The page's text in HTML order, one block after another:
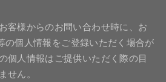
客様からのお問い合わせ時に、お
の個人情報をご登録いただく場合が
個人情報はご提供いただく際の目
せん。